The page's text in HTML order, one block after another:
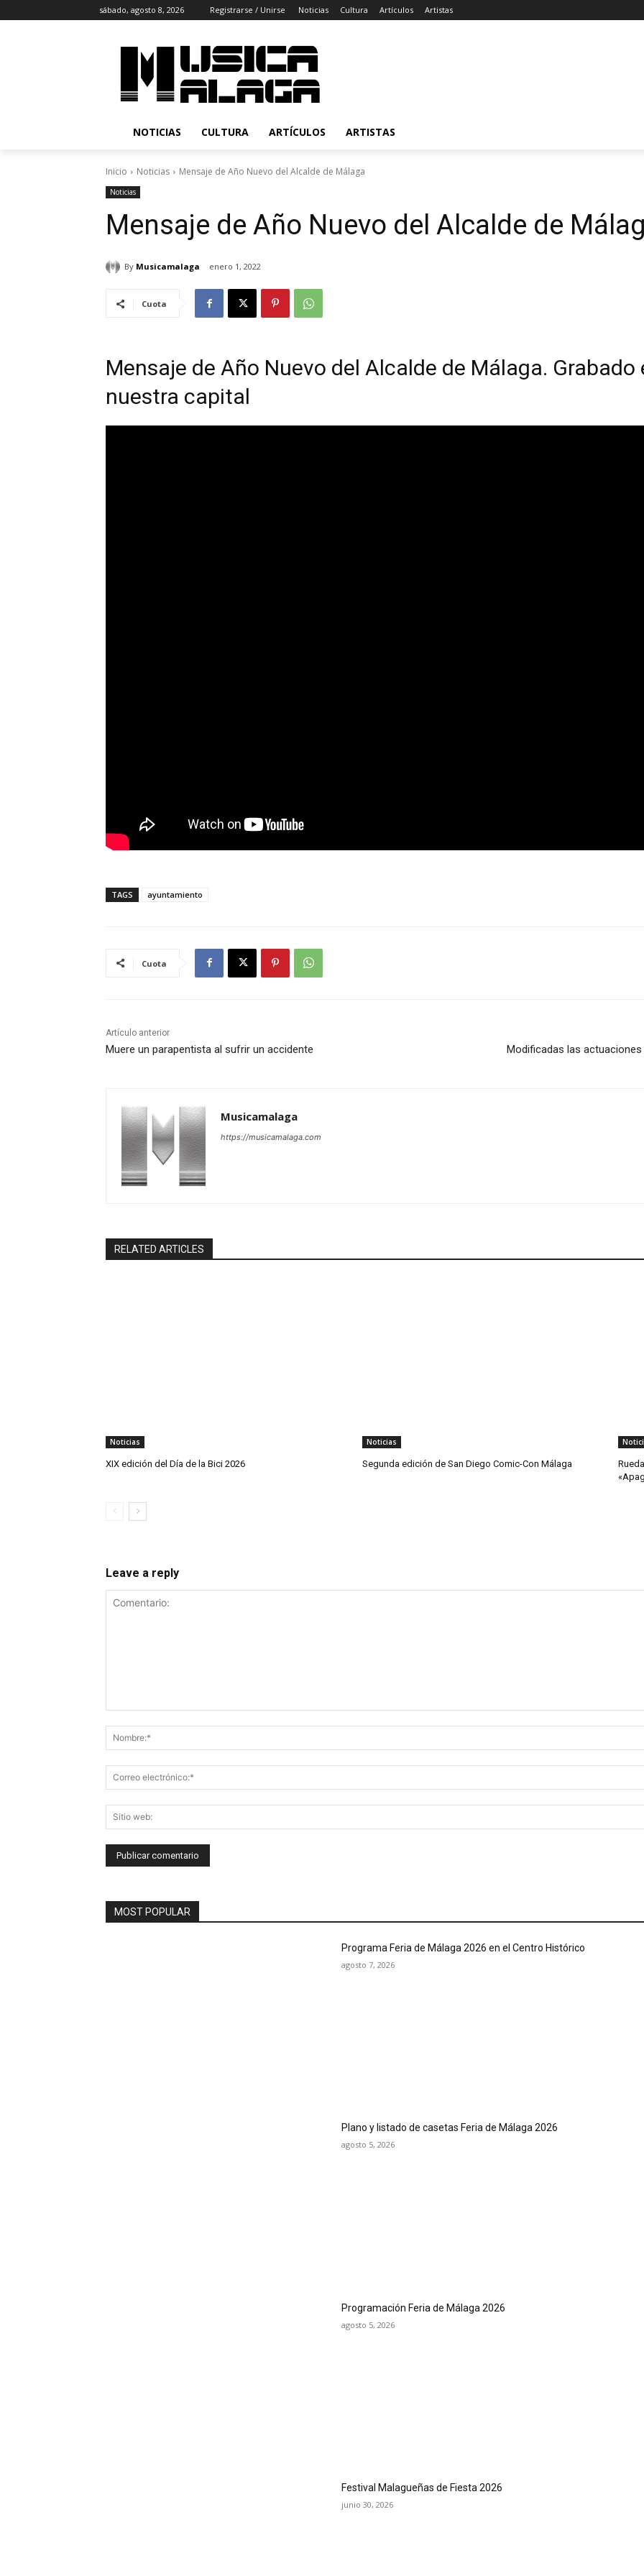
sábado, agosto 8, 2026 Registrarse / Unirse Noticias Cultura Artículos Artistas
NOTICIAS CULTURA ARTÍCULOS ARTISTAS
Inicio Noticias Mensaje de Año Nuevo del Alcalde de Málaga
Noticias
Mensaje de Año Nuevo del Alcalde de
By Musicamalaga enero 1, 2022
Cuota
Mensaje de Año Nuevo del Alcalde de Málaga. Grabado
nuestra capital
TAGS ayuntamiento
Cuota
Artículo anterior
Muere un parapentista al sufrir un accidente Modificadas las
Musicamalaga
https://musicamalaga.com
RELATED ARTICLES
Noticias
XIX edición del Día de la Bici 2026
Noticias
Segunda edición de San Diego Comic-Con Málaga
Leave a reply
MOST POPULAR
Programa Feria de Málaga 2026 en el Centro Histórico
agosto 7, 2026
Plano y listado de casetas Feria de Málaga 2026
agosto 5, 2026
Programación Feria de Málaga 2026
agosto 5, 2026
Festival Malagueñas de Fiesta 2026
junio 30, 2026